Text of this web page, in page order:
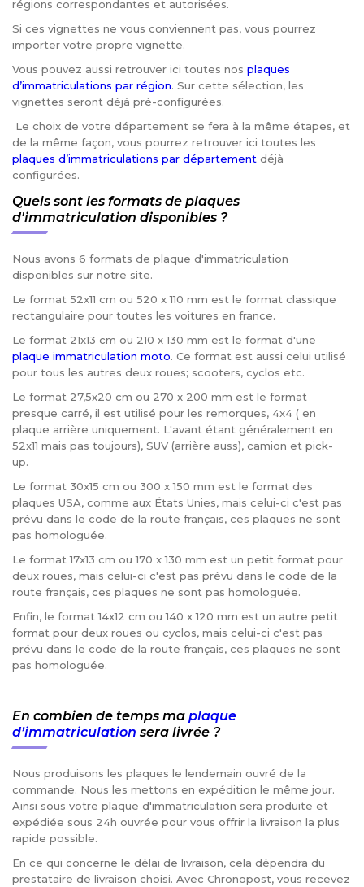
régions correspondantes et autorisées.
Si ces vignettes ne vous conviennent pas, vous pourrez
importer votre propre vignette.
Vous pouvez aussi retrouver ici toutes nos plaques
d’immatriculations par région. Sur cette sélection, les
vignettes seront déjà pré-configurées.
Le choix de votre département se fera à la même étapes, et
de la même façon, vous pourrez retrouver ici toutes les
plaques d’immatriculations par département déjà
configurées.
Quels sont les formats de plaques
d'immatriculation disponibles ?
Nous avons 6 formats de plaque d'immatriculation
disponibles sur notre site.
Le format 52x11 cm ou 520 x 110 mm est le format classique
rectangulaire pour toutes les voitures en france.
Le format 21x13 cm ou 210 x 130 mm est le format d'une
plaque immatriculation moto. Ce format est aussi celui utilisé
pour tous les autres deux roues; scooters, cyclos etc.
Le format 27,5x20 cm ou 270 x 200 mm est le format
presque carré, il est utilisé pour les remorques, 4x4 ( en
plaque arrière uniquement. L'avant étant généralement en
52x11 mais pas toujours), SUV (arrière auss), camion et pick-
up.
Le format 30x15 cm ou 300 x 150 mm est le format des
plaques USA, comme aux États Unies, mais celui-ci c'est pas
prévu dans le code de la route français, ces plaques ne sont
pas homologuée.
Le format 17x13 cm ou 170 x 130 mm est un petit format pour
deux roues, mais celui-ci c'est pas prévu dans le code de la
route français, ces plaques ne sont pas homologuée.
Enfin, le format 14x12 cm ou 140 x 120 mm est un autre petit
format pour deux roues ou cyclos, mais celui-ci c'est pas
prévu dans le code de la route français, ces plaques ne sont
pas homologuée.
En combien de temps ma plaque
d’immatriculation sera livrée ?
Nous produisons les plaques le lendemain ouvré de la
commande. Nous les mettons en expédition le même jour.
Ainsi sous votre plaque d'immatriculation sera produite et
expédiée sous 24h ouvrée pour vous offrir la livraison la plus
rapide possible.
En ce qui concerne le délai de livraison, cela dépendra du
prestataire de livraison choisi. Avec Chronopost, vous recevez